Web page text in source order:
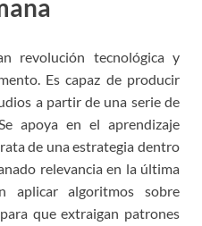
revolución tecnológica y
Es capaz de producir
a partir de una serie de
apoya en el aprendizaje
de una estrategia dentro
relevancia en la última
aplicar algoritmos sobre
que extraigan patrones